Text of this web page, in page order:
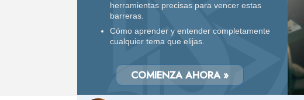
herramientas precisas para vencer estas
barreras.
Cómo aprender y entender completamente
cualquier tema que elijas.
COMIENZA AHORA »